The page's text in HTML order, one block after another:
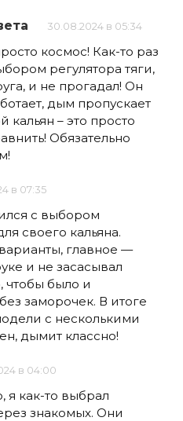
30.08.2024 в 05:34
космос! Как-то раз
регулятора тяги,
и не прогадал! Он
дым пропускает
кальян – это просто
Обязательно
в 07:35
с выбором
своего кальяна.
главное —
и не засасывал
чтобы было и
заморочек. В итоге
с несколькими
дымит классно!
в 04:00
я как-то выбрал
знакомых. Они